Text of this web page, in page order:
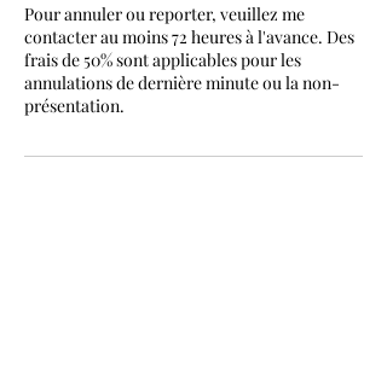
Pour annuler ou reporter, veuillez me
contacter au moins 72 heures à l'avance. Des
frais de 50% sont applicables pour les
annulations de dernière minute ou la non-
présentation.